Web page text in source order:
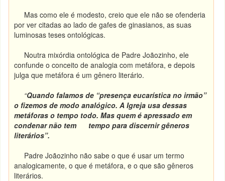
Mas como ele é modesto, creio que ele não se ofenderia
por ver citadas ao lado de gafes de ginasianos, as suas
luminosas teses ontológicas.
Noutra mixórdia ontológica de Padre Joãozinho, ele
confunde o conceito de analogia com metáfora, e depois
julga que metáfora é um gênero literário.
“Quando falamos de “presença eucarística no irmão”
o fizemos de modo analógico. A Igreja usa dessas
metáforas o tempo todo. Mas quem é apressado em
condenar não tem tempo para discernir gêneros
literários”.
Padre Joãozinho não sabe o que é usar um termo
analogicamente, o que é metáfora, e o que são gêneros
literários.